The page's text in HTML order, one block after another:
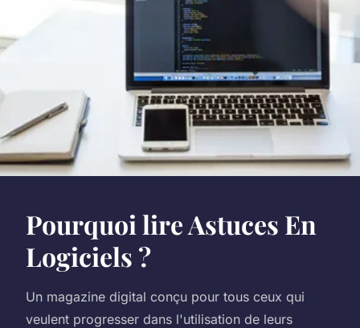
Pourquoi lire Astuces En
Logiciels ?
Un magazine digital conçu pour tous ceux qui
veulent progresser dans l'utilisation de leurs